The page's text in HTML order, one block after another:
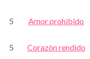
5 Amor prohibido
5 Corazón rendido